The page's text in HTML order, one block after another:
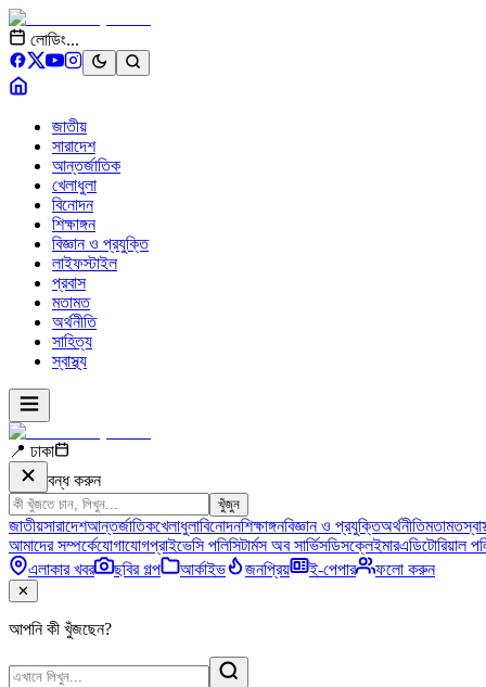
লোডিং...
জাতীয়
সারাদেশ
আন্তর্জাতিক
খেলাধুলা
বিনোদন
শিক্ষাঙ্গন
বিজ্ঞান ও প্রযুক্তি
লাইফস্টাইল
প্রবাস
মতামত
অর্থনীতি
সাহিত্য
স্বাস্থ্য
📍 ঢাকা
বন্ধ করুন
খুঁজুন
জাতীয়সারাদেশআন্তর্জাতিকখেলাধুলাবিনোদনশিক্ষাঙ্গনবিজ্ঞান ও প্রযুক্তিঅর্থনীতিমতামত
আমাদের সম্পর্কেযোগাযোগপ্রাইভেসি পলিসিটার্মস অব সার্ভিসডিসক্লেইমারএডিটোরিয়াল
এলাকার খবর
ছবির গল্প আর্কাইভ জনপ্রিয় ই-পেপার ফলো করুন
✕
আপনি কী খুঁজছেন?